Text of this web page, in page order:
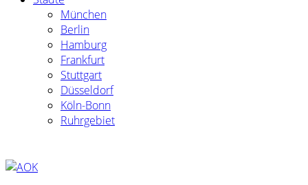
München
Berlin
Hamburg
Frankfurt
Stuttgart
Düsseldorf
Köln-Bonn
Ruhrgebiet